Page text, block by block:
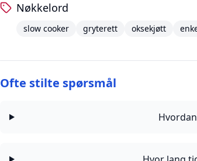
Nøkkelord
slow cooker gryterett oksekjøtt
Ofte stilte spørsmål